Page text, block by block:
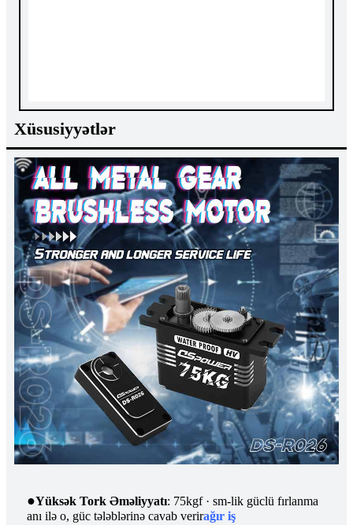
Xüsusiyyətlər
●Yüksək Tork Əməliyyatı: 75kgf · sm-lik güclü fırlanma
anı ilə o, güc tələblərinə cavab verirağır iş